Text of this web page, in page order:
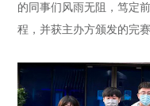
的同事们风雨无阻，笃定
程，并获主办方颁发的完